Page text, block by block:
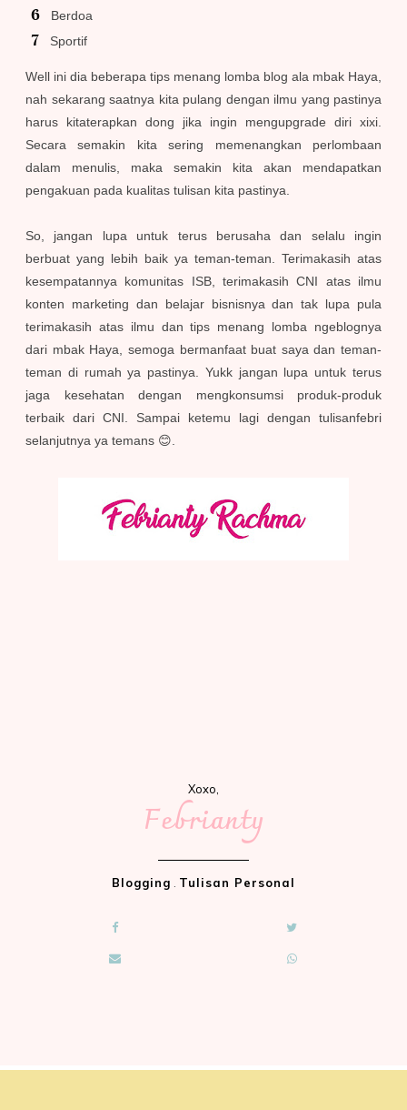
Berdoa
Sportif
Well ini dia beberapa tips menang lomba blog ala mbak Haya,
nah sekarang saatnya kita pulang dengan ilmu yang pastinya
harus kitaterapkan dong jika ingin mengupgrade diri xixi.
Secara semakin kita sering memenangkan perlombaan
dalam menulis, maka semakin kita akan mendapatkan
pengakuan pada kualitas tulisan kita pastinya.
So, jangan lupa untuk terus berusaha dan selalu ingin
berbuat yang lebih baik ya teman-teman. Terimakasih atas
kesempatannya komunitas ISB, terimakasih CNI atas ilmu
konten marketing dan belajar bisnisnya dan tak lupa pula
terimakasih atas ilmu dan tips menang lomba ngeblognya
dari mbak Haya, semoga bermanfaat buat saya dan teman-
teman di rumah ya pastinya. Yukk jangan lupa untuk terus
jaga kesehatan dengan mengkonsumsi produk-produk
terbaik dari CNI. Sampai ketemu lagi dengan tulisanfebri
selanjutnya ya temans 😊.
Xoxo,
Febrianty
Blogging Tulisan Personal